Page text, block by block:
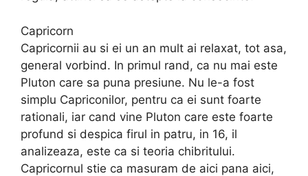
Capricorn
Capricornii au si ei un an mult ai relaxat, tot asa,
general vorbind. In primul rand, ca nu mai este
Pluton care sa puna presiune. Nu le-a fost
simplu Capriconilor, pentru ca ei sunt foarte
rationali, iar cand vine Pluton care este foarte
profund si despica firul in patru, in 16, il
analizeaza, este ca si teoria chibritului.
Capricornul stie ca masuram de aici pana aici,